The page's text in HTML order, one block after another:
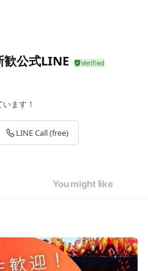
歓公式LINE
ます！
LINE Call (free)
You might like